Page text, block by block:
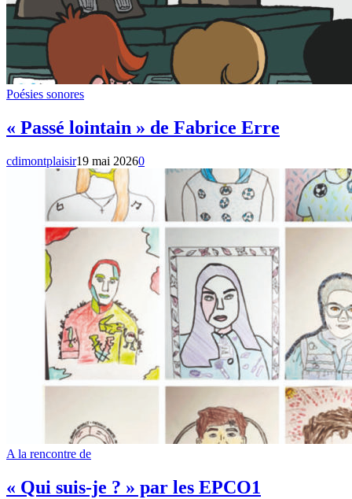
Poésies sonores
« Passé lointain » de Fabrice Erre
cdimontplaisir19 mai 20260
A la rencontre de
« Qui suis-je ? » par les EPCO1